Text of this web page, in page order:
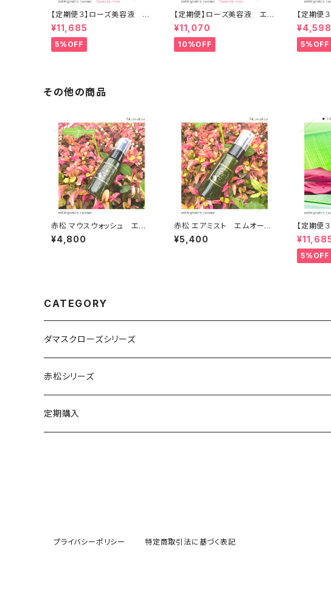
【定期便３】ローズ美容液 エ
ムオーガニクス
¥11,685
5%OFF
【定期便】ローズ美容液 エム
オーガニクス
¥11,070
10%OFF
【定期便
¥4,598
5%OFF
その他の商品
赤松 マウスウォッシュ エム
オーガニクス
¥4,800
赤松 エアミスト エムオーガ
ニクス
¥5,400
【定期便
ムオーガ
5%OFF
CATEGORY
ダマスクローズシリーズ
赤松シリーズ
定期購入
プライバシーポリシー 特定商取引法に基づく表記